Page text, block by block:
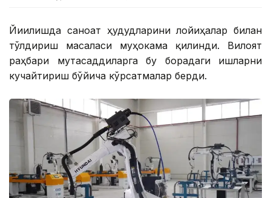
Йиғилишда саноат ҳудудларини лойиҳалар билан
тўлдириш масаласи муҳокама қилинди. Вилоят
раҳбари мутасаддиларга бу борадаги ишларни
кучайтириш бўйича кўрсатмалар берди.